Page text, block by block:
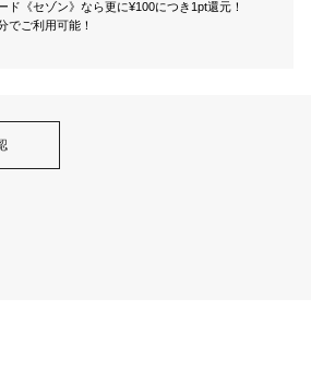
ド《セゾン》なら更に¥100につき1pt還元！
でご利用可能！